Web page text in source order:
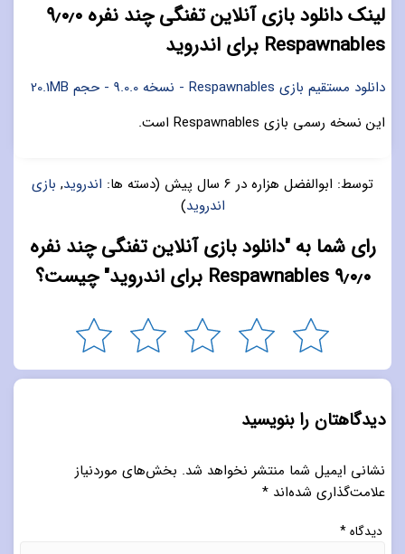
لینک دانلود بازی آنلاین تفنگی چند نفره ۹٫۰٫۰
Respawnables برای اندروید
دانلود مستقیم بازی Respawnables - نسخه 9.0.0 - حجم 20.1MB
این نسخه رسمی بازی Respawnables است.
توسط: ابوالفضل هزاره در 6 سال پیش (دسته ها: اندروید, بازی
اندروید)
رای شما به "دانلود بازی آنلاین تفنگی چند نفره
۹٫۰٫۰ Respawnables برای اندروید" چیست؟
دیدگاهتان را بنویسید
نشانی ایمیل شما منتشر نخواهد شد. بخش‌های موردنیاز
علامت‌گذاری شده‌اند *
دیدگاه*